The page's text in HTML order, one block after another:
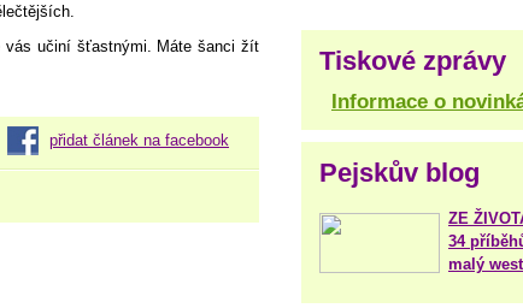
učiní šťastnými. Máte šanci žít
přidat článek na facebook
Tiskové zprávy
Informace o
Pejskův blog
ZE
34
malý